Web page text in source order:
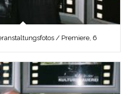
/ Premiere, 6